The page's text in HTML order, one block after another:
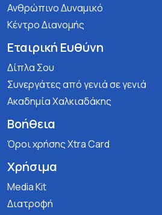
Ανθρώπινο Δυναμικό
Κέντρο Διανομής
Εταιρική Ευθύνη
Δίπλα Σου
Συνεργάτες από γενιά σε γενιά
Ακαδημία Χαλκιαδάκης
Βοήθεια
Όροι χρήσης Xtra Card
Χρήσιμα
Media Kit
Διατροφή